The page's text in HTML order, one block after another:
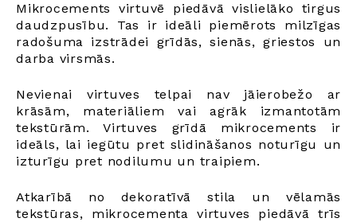
Mikrocements virtuvē piedāvā vislielāko tirgus
daudzpusību. Tas ir ideāli piemērots milzīgas
radošuma izstrādei grīdās, sienās, griestos un
darba virsmās.
Nevienai virtuves telpai nav jāierobežo ar
krāsām, materiāliem vai agrāk izmantotām
tekstūrām. Virtuves grīdā mikrocements ir
ideāls, lai iegūtu pret slidināšanos noturīgu un
izturīgu pret nodilumu un traipiem.
Atkarībā no dekoratīvā stila un vēlamās
tekstūras, mikrocementa virtuves piedāvā trīs